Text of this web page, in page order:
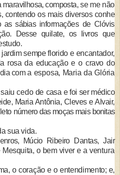
maravilhosa, compos­ta, se me não
contendo os mais diversos conhe­
as sábias in­formações de Clóvis
Desse quilate, os livros que
jardim sempeflorido e encantador,
rosa da educação e o cravodo
coma esposa, Maria da Glória
cedo de casa e foi ser médico
Maria Antônia, Cleves e Alvair,
número das moças mais bonitas
sua vida.
Múcio Ri­beiro Dantas, Jair
Mesquita, o bem viver e a ven­tura
o coraçãoe o entendimento; e,